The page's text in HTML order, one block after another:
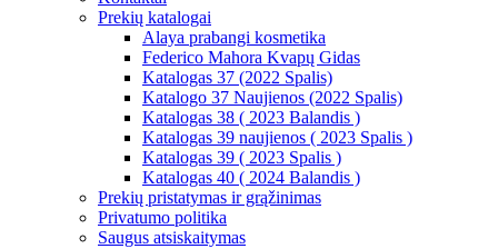
Prekių katalogai
Alaya prabangi kosmetika
Federico Mahora Kvapų Gidas
Katalogas 37 (2022 Spalis)
Katalogo 37 Naujienos (2022 Spalis)
Katalogas 38 ( 2023 Balandis )
Katalogas 39 naujienos ( 2023 Spalis )
Katalogas 39 ( 2023 Spalis )
Katalogas 40 ( 2024 Balandis )
Prekių pristatymas ir grąžinimas
Privatumo politika
Saugus atsiskaitymas